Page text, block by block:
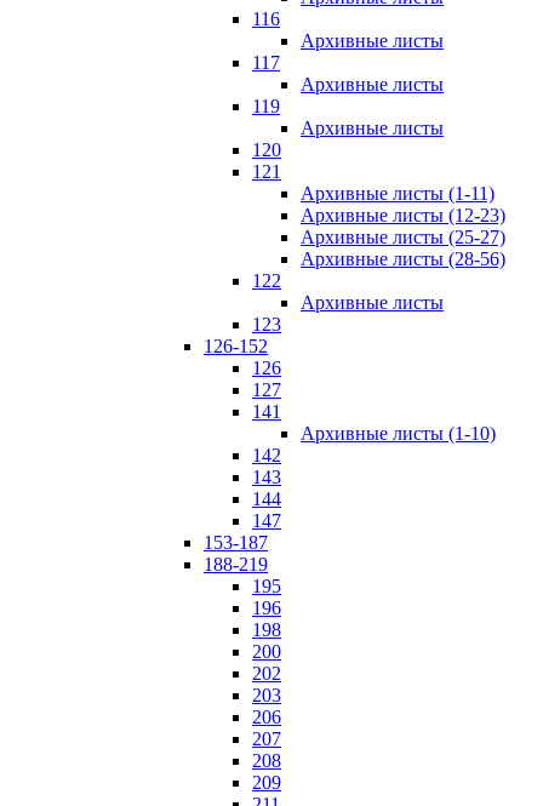
116
Архивные листы
117
Архивные листы
119
Архивные листы
120
121
Архивные листы (1-11)
Архивные листы (12-23)
Архивные листы (25-27)
Архивные листы (28-56)
122
Архивные листы
123
126-152
126
127
141
Архивные листы (1-10)
142
143
144
147
153-187
188-219
195
196
198
200
202
203
206
207
208
209